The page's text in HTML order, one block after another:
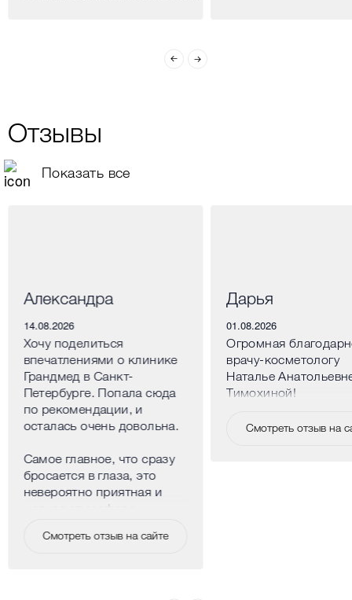
Отзывы
Показать все
Александра
14.08.2026
Хочу поделиться
впечатлениями о клинике
Грандмед в Санкт-
Петербурге. Попала сюда
по рекомендации, и
осталась очень довольна.
Самое главное, что сразу
бросается в глаза, это
невероятно приятная и
центре города, но внутри
Смотреть отзыв на сайте
Дарья
01.08.2026
Огромная
врачу-косметологу
Наталье
Тимохиной!
Смотреть отзыв на